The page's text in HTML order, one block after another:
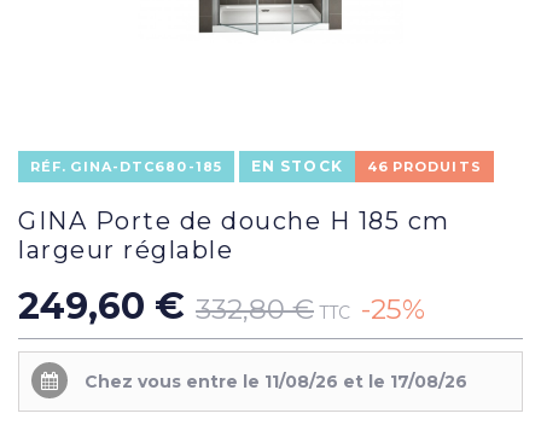
RÉF. GINA-DTC680-185 EN STOCK 46 PRODUITS
GINA Porte de douche H 185 cm
largeur réglable
249,60 € 332,80 € TTC -25%
Chez vous entre le 11/08/26 et le 17/08/26